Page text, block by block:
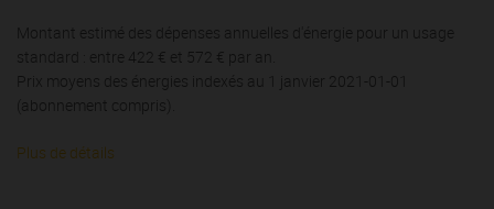
Montant estimé des dépenses annuelles d'énergie pour un usage
standard : entre 422 € et 572 € par an.
Prix moyens des énergies indexés au 1 janvier 2021-01-01
(abonnement compris).
Plus de détails